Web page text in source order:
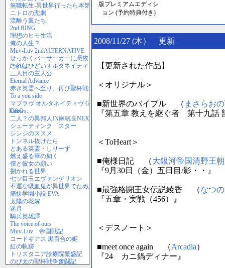
版プレミアムエディシ
ョン (予約特典付き)
2008/11/27 (木） 更新
【更新された作品】
＜オリジナル＞
■新世界のバイブル （ まさらお
『第五章 教えを継ぐ者 第十九話
＜ToHeart＞
■俺様日記 （大銀河帝国清野王朝
『9月30日（金）五日目/影・・』
■最強格闘王女伝説綾香 （なつ
『五章・実戦（456）』
＜デスノート＞
■meet once again （Arcadia）
『24 カニ鍋ディナー』